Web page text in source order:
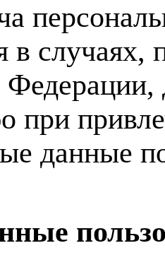
в случаях,
Федерации,
при
данные